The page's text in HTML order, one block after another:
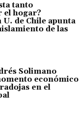
tanto
el hogar?
de Chile apunta
de las
Solimano
económico
en el